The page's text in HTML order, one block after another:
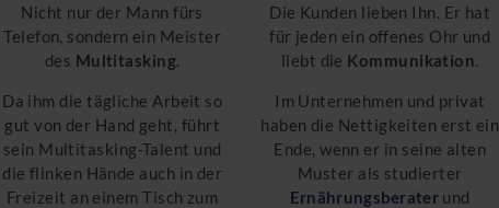
Nicht nur der Mann fürs
Telefon, sondern ein Meister
des Multitasking
Da ihm die tägliche Arbeit so
gut von der Hand geht, führt
sein Multitasking-Talent und
die flinken Hände auch in der
Freizeit an einem Tisch zum
Die Kunden lieben Ihn. Er hat
für jeden ein offenes Ohr und
liebt die Kommunikation
Im Unternehmen und privat
haben die Nettigkeiten erst ein
Ende, wenn er in seine alten
Muster als studierter
Ernährungsberaterund